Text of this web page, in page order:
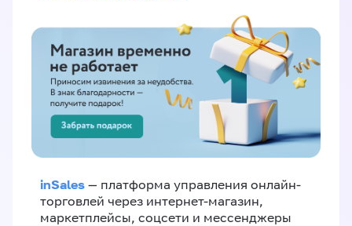
inSales — платформа управления онлайн-
торговлей через интернет-магазин,
маркетплейсы, соцсети и мессенджеры